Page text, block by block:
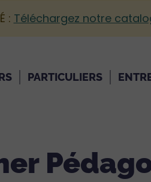
: Téléchargez notre
PARTICULIERS